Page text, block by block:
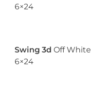
6×24
Swing 3d Off White
6×24